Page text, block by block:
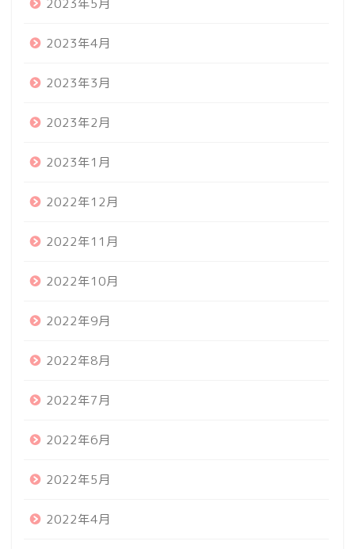
2023年4月
2023年3月
2023年2月
2023年1月
2022年12月
2022年11月
2022年10月
2022年9月
2022年8月
2022年7月
2022年6月
2022年5月
2022年4月